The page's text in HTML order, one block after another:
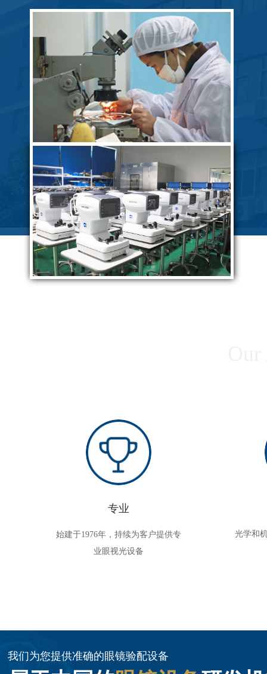
专业
始建于1976年，持续为客户提供专
业眼视光设备
光学和
我们为您提供准确的眼镜验配设备